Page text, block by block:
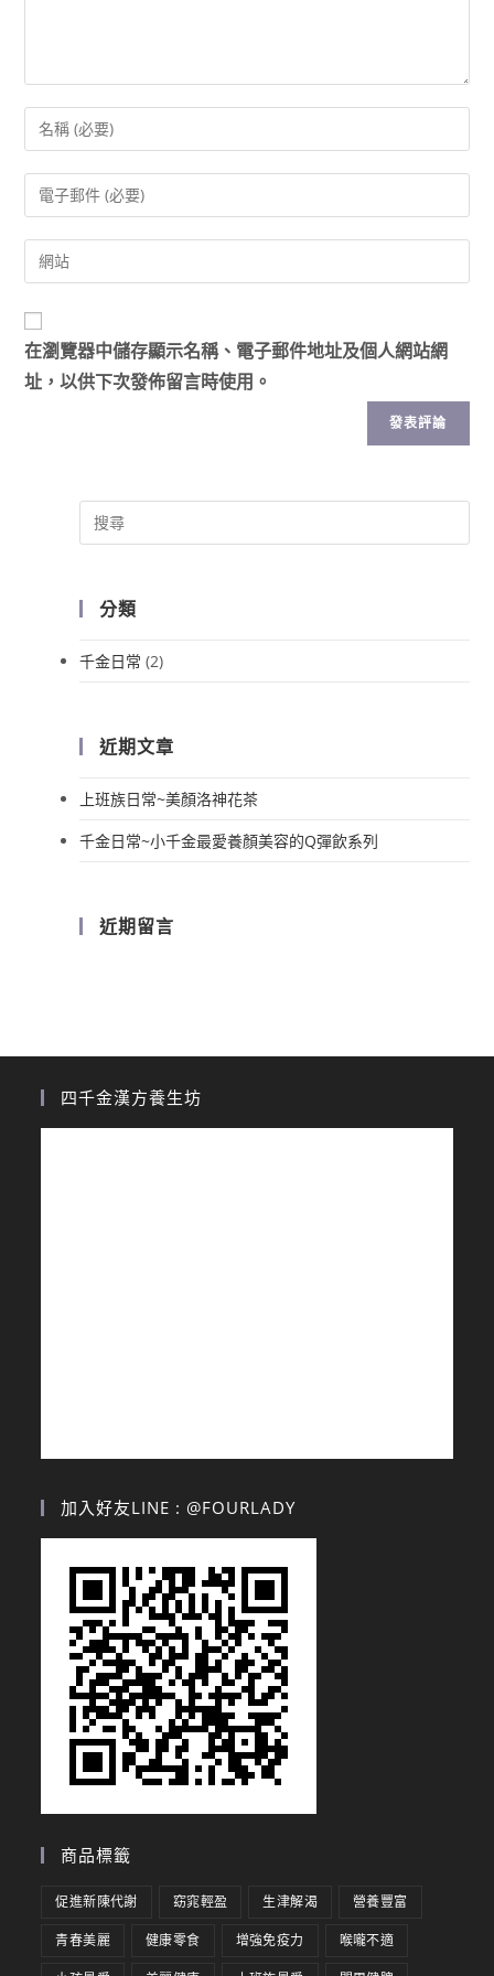
在瀏覽器中儲存顯示名稱、電子郵件地址及個人網站網
址，以供下次發佈留言時使用。
分類
千金日常 (2)
近期文章
上班族日常~美顏洛神花茶
千金日常~小千金最愛養顏美容的Q彈飲系列
近期留言
四千金漢方養生坊
加入好友LINE : @FOURLADY
商品標籤
促進新陳代謝 窈窕輕盈 生津解渴 營養豐富
青春美麗 健康零食 增強免疫力 喉嚨不適